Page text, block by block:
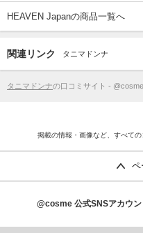
HEAVEN Japanの商品一覧へ
関連リンク タニマドンナ
タニマドンナの口コミサイト -
掲載の情報・画像など、すべて
ペ
@cosme 公式SNSアカウン